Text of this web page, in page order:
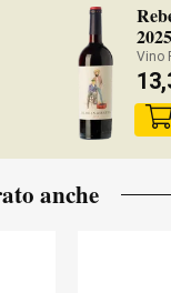
2025
Vino
anche